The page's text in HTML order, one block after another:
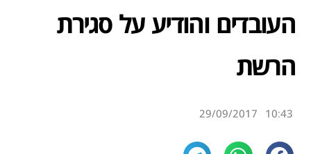
העובדים והודיע על סגירת
הרשת
10:43
29/09/2017